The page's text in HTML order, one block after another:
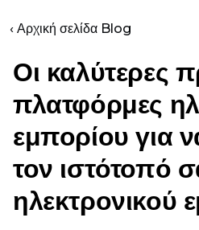
‹ Αρχική σελίδα Blog
Οι καλύτερες
πλατφόρμες
εμπορίου για
τον ιστότοπό
ηλεκτρονικού